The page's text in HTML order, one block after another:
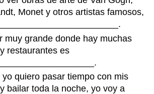
Monet y otros artistas famosos,
muy grande donde hay muchas
restaurantes es
yo quiero pasar tiempo con mis
bailar toda la noche, yo voy a